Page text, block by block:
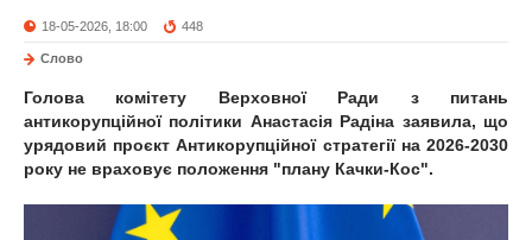
18-05-2026, 18:00 448
Слово
Голова комітету Верховної Ради з питань
антикорупційної політики Анастасія Радіна заявила, що
урядовий проєкт Антикорупційної стратегії на 2026-2030
року не враховує положення "плану Качки-Кос".